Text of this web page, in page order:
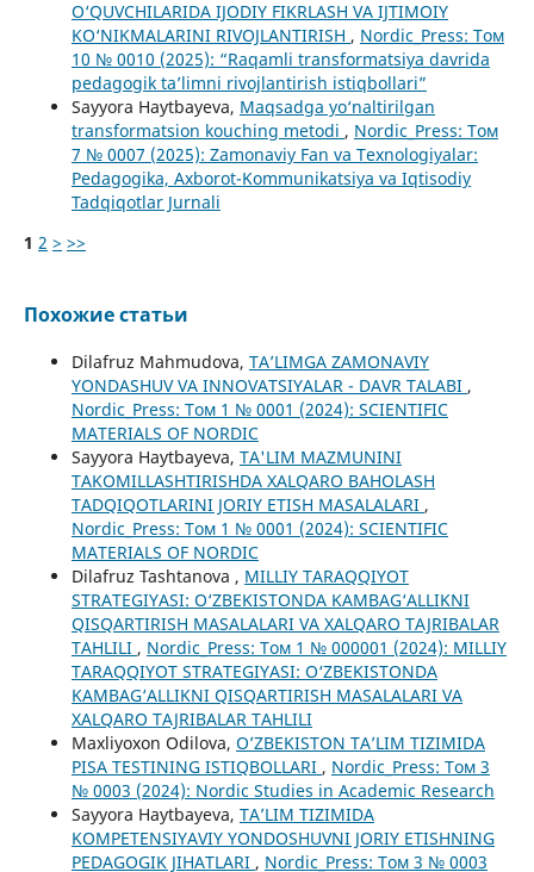
O‘QUVCHILARIDA IJODIY FIKRLASH VA IJTIMOIY
KO‘NIKMALARINI RIVOJLANTIRISH , Nordic_Press: Том
10 № 0010 (2025): “Raqamli transformatsiya davrida
pedagogik ta’limni rivojlantirish istiqbollari”
Sayyora Haytbayeva, Maqsadga yo‘naltirilgan
transformatsion kouching metodi , Nordic_Press: Том
7 № 0007 (2025): Zamonaviy Fan va Texnologiyalar:
Pedagogika, Axborot-Kommunikatsiya va Iqtisodiy
Tadqiqotlar Jurnali
1 2 > >>
Похожие статьи
Dilafruz Mahmudova, TA’LIMGA ZAMONAVIY
YONDASHUV VA INNOVATSIYALAR - DAVR TALABI ,
Nordic_Press: Том 1 № 0001 (2024): SCIENTIFIC
MATERIALS OF NORDIC
Sayyora Haytbayeva, TA'LIM MAZMUNINI
TAKOMILLASHTIRISHDA XALQARO BAHOLASH
TADQIQOTLARINI JORIY ETISH MASALALARI ,
Nordic_Press: Том 1 № 0001 (2024): SCIENTIFIC
MATERIALS OF NORDIC
Dilafruz Tashtanova , MILLIY TARAQQIYOT
STRATEGIYASI: O‘ZBEKISTONDA KAMBAG‘ALLIKNI
QISQARTIRISH MASALALARI VA XALQARO TAJRIBALAR
TAHLILI , Nordic_Press: Том 1 № 000001 (2024): MILLIY
TARAQQIYOT STRATEGIYASI: O‘ZBEKISTONDA
KAMBAG‘ALLIKNI QISQARTIRISH MASALALARI VA
XALQARO TAJRIBALAR TAHLILI
Maxliyoxon Odilova, O’ZBEKISTON TA’LIM TIZIMIDA
PISA TESTINING ISTIQBOLLARI , Nordic_Press: Том 3
№ 0003 (2024): Nordic Studies in Academic Research
Sayyora Haytbayeva, TA’LIM TIZIMIDA
KOMPETENSIYAVIY YONDOSHUVNI JORIY ETISHNING
PEDAGOGIK JIHATLARI , Nordic_Press: Том 3 № 0003